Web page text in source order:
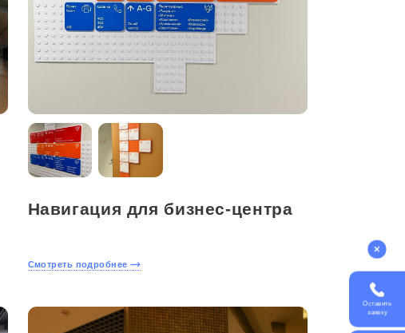
Навигация для бизнес-центра
Смотреть подробнее
Оставить
заявку